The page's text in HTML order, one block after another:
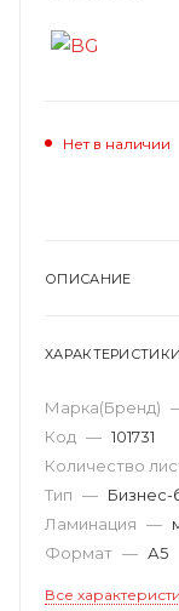
Нет в наличии
ОПИСАНИЕ
ХАРАКТЕРИСТИКИ
Марка(Бренд)
Код — 101731
Количество
Тип — Бизнес-
Ламинация —
Формат — А5
Все